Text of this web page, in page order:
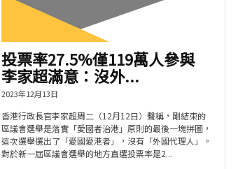
投票率27.5%僅119萬人參與
李家超滿意：沒外...
2023年12月13日
香港行政長官李家超周二（12月12日）聲稱，剛結束的
區議會選舉是落實「愛國者治港」原則的最後一塊拼圖，
這次選舉選出了「愛國愛港者」，沒有「外國代理人」。
對於新一屆區議會選舉的地方直選投票率是2...